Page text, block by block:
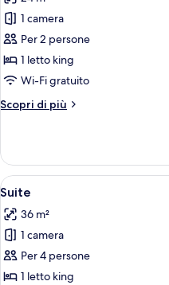
foto
per
Camera
Comfort
1 camera
Per 2 persone
1 letto king
Wi-Fi gratuito
Scopri di più
Altri
Comfort
Apri
tutte
le
foto
per
Suite
6
Suite
36 m²
1 camera
Per 4 persone
1 letto king